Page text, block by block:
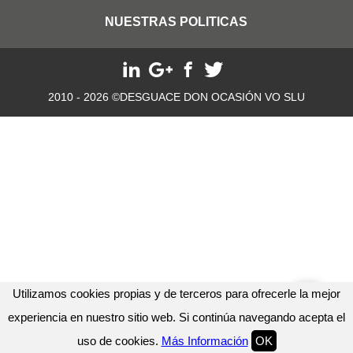
Utilizamos cookies propias y de terceros para ofrecerle la mejor
experiencia en nuestro sitio web. Si continúa navegando acepta el
uso de cookies. Más Información OK
NUESTRAS POLITICAS
2010 - 2026 ©DESGUACE DON OCASIÓN VO SLU